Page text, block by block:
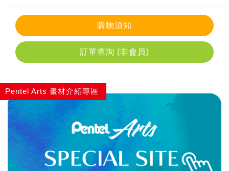
畫筆
購物須知
訂單查詢 (非會員)
Pentel Arts 畫材介紹專區